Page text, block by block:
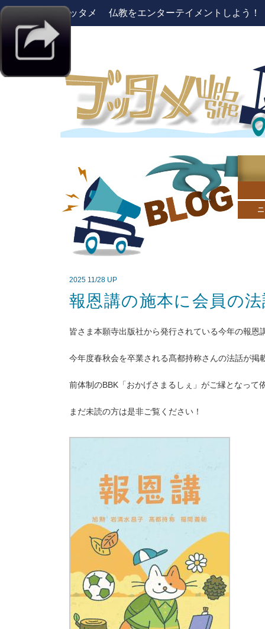
ブッタメ 仏教をエンターテイメントしよう
2025 11/28 UP
報恩講の施本に会員の
皆さま本願寺出版社から発行されている今年の報
今年度春秋会を卒業される髙都持称さんの法話が掲
前体制のBBK「おかげさまるしぇ」がご縁となって
まだ未読の方は是非ご覧ください！